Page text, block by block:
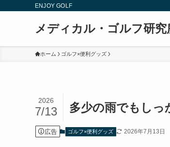
ENJOY GOLF
メディカル・ゴルフ研究
ホーム ゴルフ×便利グッズ
多少の雨でもしっ
2026
7/13
広告 ゴルフ×便利グッズ 2026年7月13日